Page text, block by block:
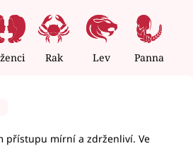
Rak Lev Panna
přístupu mírní a zdrženliví. Ve